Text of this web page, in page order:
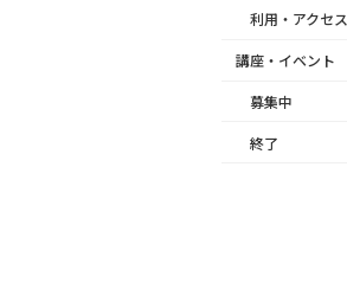
利用・アクセス
講座・イベント
募集中
終了